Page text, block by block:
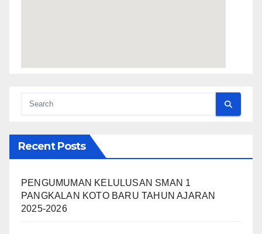
Recent Posts
PENGUMUMAN KELULUSAN SMAN 1
PANGKALAN KOTO BARU TAHUN AJARAN
2025-2026